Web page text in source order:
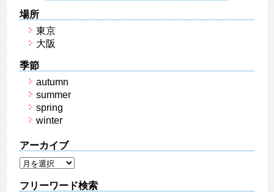
場所
東京
大阪
季節
autumn
summer
spring
winter
アーカイブ
フリーワード検索